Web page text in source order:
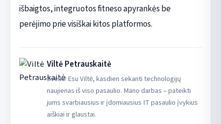
išbaigtos, integruotos fitneso apyrankės be
perėjimo prie visiškai kitos platformos.
Viltė Petrauskaitė
Sveiki! Esu Viltė, kasdien sekanti technologijų
naujienas iš viso pasaulio. Mano darbas – pateikti
jums svarbiausius ir įdomiausius IT pasaulio įvykius
aiškiai ir glaustai.